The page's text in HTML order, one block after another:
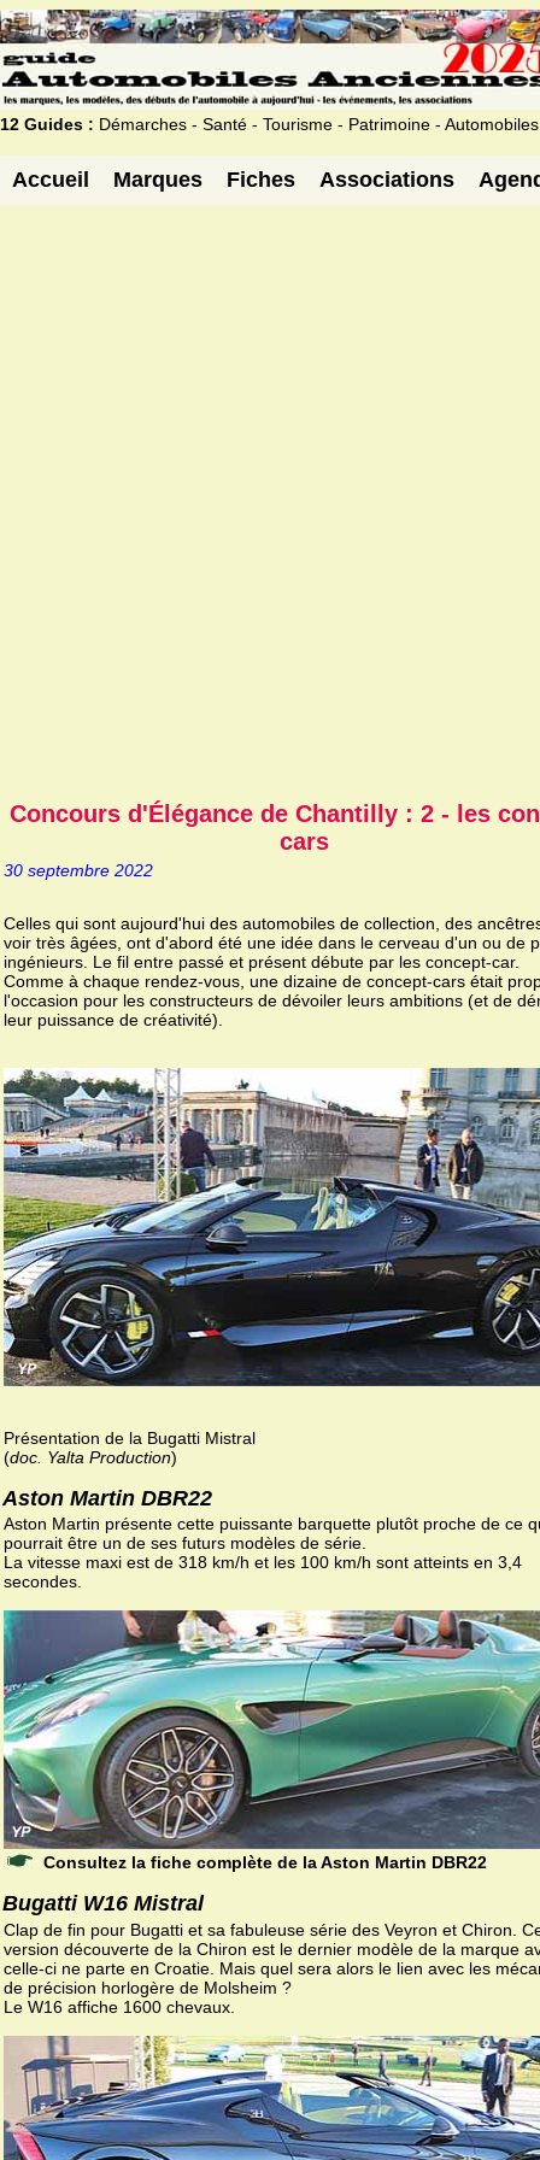
12 Guides : Démarches - Santé - Tourisme - Patrimoine - Automobiles
Accueil Marques Fiches Associations
Concours d'Élégance de Chantilly : 2 - les
cars
30 septembre 2022
Celles qui sont aujourd'hui des automobiles de collection, des
voir très âgées, ont d'abord été une idée dans le cerveau d'un ou de
ingénieurs. Le fil entre passé et présent débute par les concept-car.
Comme à chaque rendez-vous, une dizaine de concept-cars était
l'occasion pour les constructeurs de dévoiler leurs ambitions (et de
leur puissance de créativité).
Présentation de la Bugatti Mistral
(doc. Yalta Production)
Aston Martin DBR22
Aston Martin présente cette puissante barquette plutôt proche de ce
pourrait être un de ses futurs modèles de série.
La vitesse maxi est de 318 km/h et les 100 km/h sont atteints en 3,4
secondes.
Consultez la fiche complète de la Aston Martin DBR22
Bugatti W16 Mistral
Clap de fin pour Bugatti et sa fabuleuse série des Veyron et Chiron.
version découverte de la Chiron est le dernier modèle de la marque
celle-ci ne parte en Croatie. Mais quel sera alors le lien avec les
de précision horlogère de Molsheim ?
Le W16 affiche 1600 chevaux.